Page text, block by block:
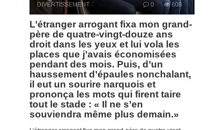
DIVERTISSEMENT 0 808
L’étranger arrogant fixa mon grand-
père de quatre-vingt-douze ans
droit dans les yeux et lui vola les
places que j’avais économisées
pendant des mois. Puis, d’un
haussement d’épaules nonchalant,
il eut un sourire narquois et
prononça les mots qui firent taire
tout le stade : « Il ne s’en
souviendra même plus demain.»